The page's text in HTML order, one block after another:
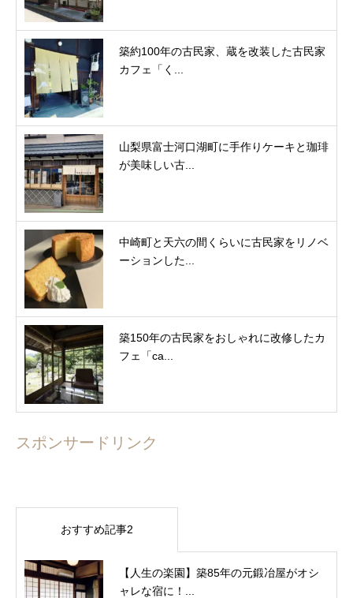
築約100年の古民家、蔵を改装した古民家
カフェ「く...
山梨県富士河口湖町に手作りケーキと珈琲
が美味しい古...
中崎町と天六の間くらいに古民家をリノベ
ーションした...
築150年の古民家をおしゃれに改修したカ
フェ「ca...
スポンサードリンク
おすすめ記事2
【人生の楽園】築85年の元鍛冶屋がオシ
ャレな宿に！...